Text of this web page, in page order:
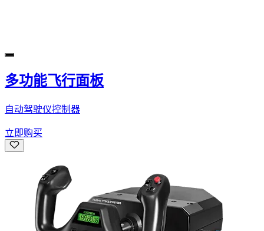
多功能飞行面板
自动驾驶仪控制器
立即购买